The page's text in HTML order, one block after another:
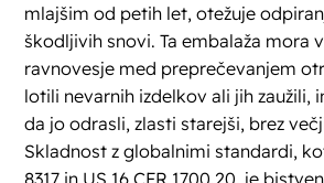
mlajšim od petih let, otežuje
škodljivih snovi. Ta embalaža mora
ravnovesje med preprečevanjem
lotili nevarnih izdelkov ali jih zaužili,
da jo odrasli, zlasti starejši, brez
Skladnost z globalnimi standardi,
8317 in US 16 CFR 1700.20, je